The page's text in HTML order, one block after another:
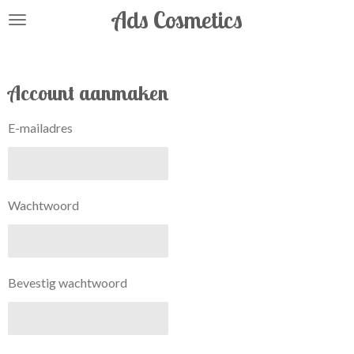
Ga
hoofdinhoud
Ads Cosmetics
Account aanmaken
E-mailadres
Wachtwoord
Bevestig wachtwoord